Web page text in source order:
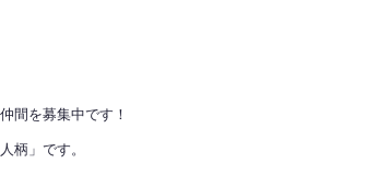
間を募集中です！
柄」です。